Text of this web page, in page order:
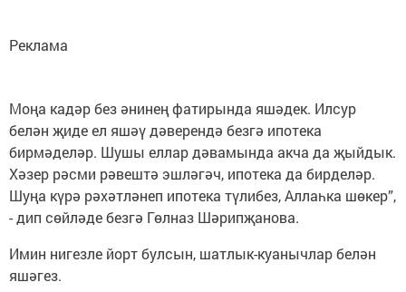
Реклама
Моңа кадәр без әнинең фатирында яшәдек. Илсур
белән җиде ел яшәү дәверендә безгә ипотека
бирмәделәр. Шушы еллар дәвамында акча да җыйдык.
Хәзер рәсми рәвештә эшләгәч, ипотека да бирделәр.
Шуңа күрә рәхәтләнеп ипотека түлибез, Аллаһка шөкер”,
- дип сөйләде безгә Гөлназ Шәрипҗанова.
Имин нигезле йорт булсын, шатлык-куанычлар белән
яшәгез.